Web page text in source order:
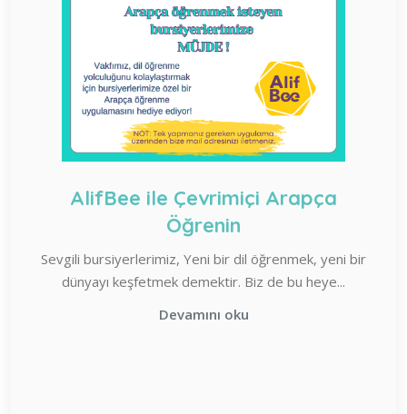
AlifBee ile Çevrimiçi Arapça
Öğrenin
Sevgili bursiyerlerimiz, Yeni bir dil öğrenmek, yeni bir
dünyayı keşfetmek demektir. Biz de bu heye...
Devamını oku